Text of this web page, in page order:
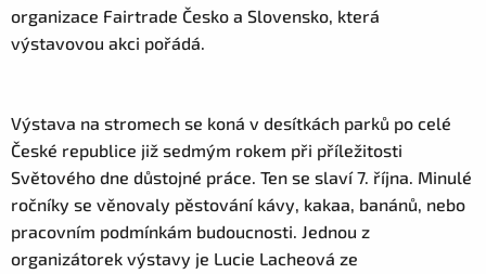
organizace Fairtrade Česko a Slovensko, která
výstavovou akci pořádá.
Výstava na stromech se koná v desítkách parků po celé
České republice již sedmým rokem při příležitosti
Světového dne důstojné práce. Ten se slaví 7. října. Minulé
ročníky se věnovaly pěstování kávy, kakaa, banánů, nebo
pracovním podmínkám budoucnosti. Jednou z
organizátorek výstavy je Lucie Lacheová ze